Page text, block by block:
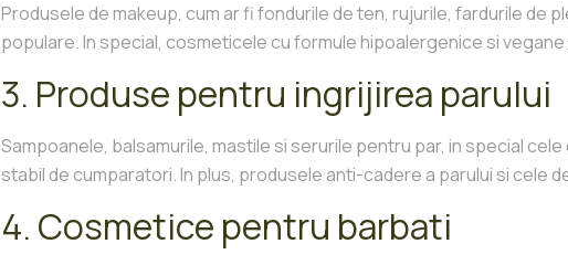
Produsele de makeup, cum ar fi fondurile de ten, rujurile, fardurile de
populare. In special, cosmeticele cu formule hipoalergenice si
3. Produse pentru ingrijirea parului
Sampoanele, balsamurile, mastile si serurile pentru par, in special
stabil de cumparatori. In plus, produsele anti-cadere a parului si cele
4. Cosmetice pentru barbati